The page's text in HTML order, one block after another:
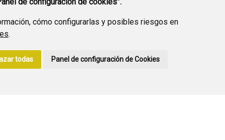
cómo configurarlas y posibles riesgos en
.
todas Panel de configuración de Cookies